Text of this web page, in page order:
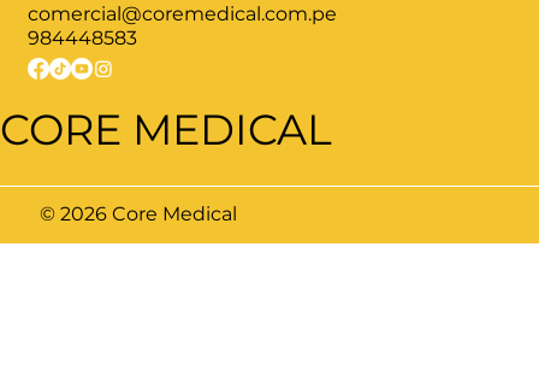
984448583
comercial@coremedical.com.pe
CORE MEDICAL
© 2026 Core Medical